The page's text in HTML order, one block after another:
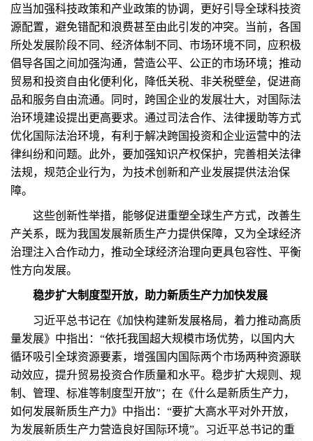
应当加强科技政策和产业政策的协调，更好引导全球科技资
源配置，避免错配和浪费甚至由此引发的冲突。当前，各国
所处发展阶段不同、经济体制不同、市场环境不同，应积极
倡导各国之间加强沟通，营造公平、公正的市场环境；推动
贸易和投资自由化便利化，降低关税、非关税壁垒，促进商
品和服务自由流通。同时，跨国企业的发展壮大，对国际法
治环境建设提出更高要求。通过司法合作、法律援助等方式
优化国际法治环境，有利于解决跨国投资和企业运营中的法
律纠纷和问题。此外，要加强知识产权保护，完善相关法律
法规，规范企业行为，为技术创新和产业发展提供法治保
障。
这些创新性举措，能够促进重塑全球生产方式，改善生
产关系，既为我国发展新质生产力提供保障，又为全球经济
治理注入合作动力，推动全球经济治理向更具包容性、平衡
性方向发展。
稳步扩大制度型开放，助力新质生产力加快发展
习近平总书记在《加快构建新发展格局，着力推动高质
量发展》中指出：“依托我国超大规模市场优势，以国内大
循环吸引全球资源要素，增强国内国际两个市场两种资源联
动效应，提升贸易投资合作质量和水平。稳步扩大规则、规
制、管理、标准等制度型开放”；在《什么是新质生产力，
如何发展新质生产力》中指出：“要扩大高水平对外开放，
为发展新质生产力营造良好国际环境”。习近平总书记的重